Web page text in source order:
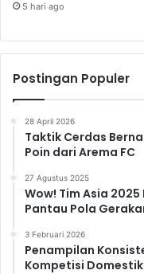
5 hari ago
Postingan Populer
28 April 2026
Taktik Cerdas
Poin dari Arema FC
27 Agustus 2025
Wow! Tim Asia
Pantau Pola
3 Februari 2026
Penampilan
Kompetisi Domestik